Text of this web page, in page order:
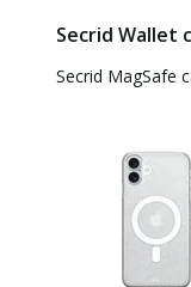
Secrid Wallet
Secrid MagSafe